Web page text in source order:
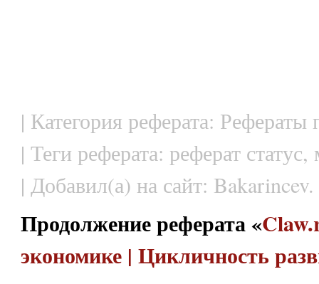
| Категория реферата: Рефераты
| Теги реферата: реферат
| Добавил(а) на сайт: Bakarincev.
Продолжение реферата «
экономике | Цикличность